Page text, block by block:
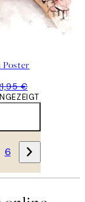
Poster
€
6